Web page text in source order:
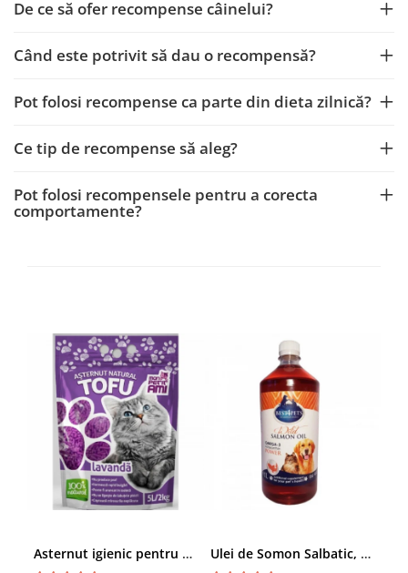
De ce să ofer recompense câinelui?
Când este potrivit să dau o recompensă?
Pot folosi recompense ca parte din dieta zilnică?
Ce tip de recompense să aleg?
Pot folosi recompensele pentru a corecta
comportamente?
Asternut igienic pentru pisici Tofu Lavanda, Mon Petit 5 l Ulei de Somon Salbatic, câini și pisici, piele si blană, BEST4PETS, 1l